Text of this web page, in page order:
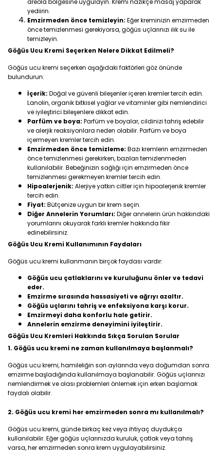
areola bölgesine uygulayın. Kremi nazikçe masaj yaparak
yediirin.
Emzirmeden önce temizleyin: Eğer kreminizin emzirmeden
önce temizlenmesi gerekiyorsa, göğüs uçlarınızı ılık su ile
temizleyin.
Göğüs Ucu Kremi Seçerken Nelere Dikkat Edilmeli?
Göğüs ucu kremi seçerken aşağıdaki faktörleri göz önünde
bulundurun:
İçerik: Doğal ve güvenli bileşenler içeren kremler tercih edin.
Lanolin, organik bitkisel yağlar ve vitaminler gibi nemlendirici
ve iyileştirici bileşenlere dikkat edin.
Parfüm ve boya: Parfüm ve boyalar, cildinizi tahriş edebilir
ve alerjik reaksiyonlara neden olabilir. Parfüm ve boya
içermeyen kremler tercih edin.
Emzirmeden önce temizleme: Bazı kremlerin emzirmeden
önce temizlenmesi gerekirken, bazıları temizlenmeden
kullanılabilir. Bebeğinizin sağlığı için emzirmeden önce
temizlenmesi gerekmeyen kremler tercih edin.
Hipoalerjenik: Alerjiye yatkın ciltler için hipoalerjenik kremler
tercih edin.
Fiyat: Bütçenize uygun bir krem seçin.
Diğer Annelerin Yorumları: Diğer annelerin ürün hakkındaki
yorumlarını okuyarak farklı kremler hakkında fikir
edinebilirsiniz.
Göğüs Ucu Kremi Kullanımının Faydaları
Göğüs ucu kremi kullanmanın birçok faydası vardır:
Göğüs ucu çatlaklarını ve kuruluğunu önler ve tedavi
eder.
Emzirme sırasında hassasiyeti ve ağrıyı azaltır.
Göğüs uçlarını tahriş ve enfeksiyona karşı korur.
Emzirmeyi daha konforlu hale getirir.
Annelerin emzirme deneyimini iyileştirir.
Göğüs Ucu Kremleri Hakkında Sıkça Sorulan Sorular
1. Göğüs ucu kremi ne zaman kullanılmaya başlanmalı?
Göğüs ucu kremi, hamileliğin son aylarında veya doğumdan sonra
emzirme başladığında kullanılmaya başlanabilir. Göğüs uçlarınızı
nemlendirmek ve olası problemleri önlemek için erken başlamak
faydalı olabilir.
2. Göğüs ucu kremi her emzirmeden sonra mı kullanılmalı?
Göğüs ucu kremi, günde birkaç kez veya ihtiyaç duydukça
kullanılabilir. Eğer göğüs uçlarınızda kuruluk, çatlak veya tahriş
varsa, her emzirmeden sonra krem uygulayabilirsiniz.